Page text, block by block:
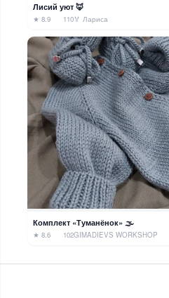
Лисий уют 🦊
★ 8.9 110🏅 Лариса
Комплект «Туманёнок» 🌫️
★ 8.6 102GIMADIEVS WORKSHOP